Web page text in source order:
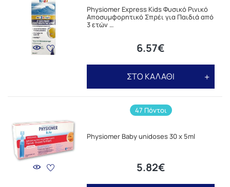
Physiomer Express Kids Φυσικό Ρινικό
Αποσυμφορητικό Σπρέι για Παιδιά από
3 ετών …
6.57€
ΣΤΟ ΚΑΛΑΘΙ
47 Πόντοι
Physiomer Baby unidoses 30 x 5ml
5.82€